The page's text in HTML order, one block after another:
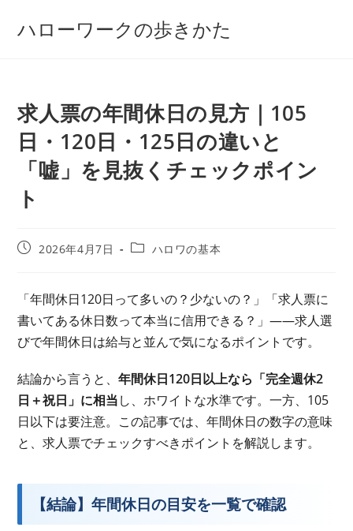
ハローワークの歩きかた
求人票の年間休日の見方｜105
日・120日・125日の違いと
「嘘」を見抜くチェックポイン
ト
投
開
日:
2026年4月7日
投
テ
ゴ
リ
ー:
ハロワの基本
「年間休日120日って多いの？少ないの？」「求人票に
書いてある休日数って本当に信用できる？」——求人選
びで年間休日は給与と並んで気になるポイントです。
結論から言うと、年間休日120日以上なら「完全週休2
日＋祝日」に相当し、ホワイトな水準です。一方、105
日以下は要注意。この記事では、年間休日の数字の意味
と、求人票でチェックすべきポイントを解説します。
【結論】年間休日の目安を一覧で確認